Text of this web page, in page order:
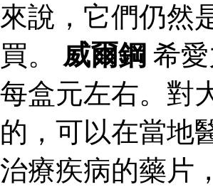
來說，它們仍然
買。 威爾鋼 希
每盒元左右。對
的，可以在當地
治療疾病的藥片